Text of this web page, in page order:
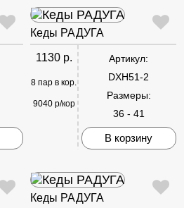
Кеды РАДУГА
1130 р.
8 пар в кор.
9040 р/кор
Артикул:
DXH51-2
Размеры:
36 - 41
В корзину
Кеды РАДУГА